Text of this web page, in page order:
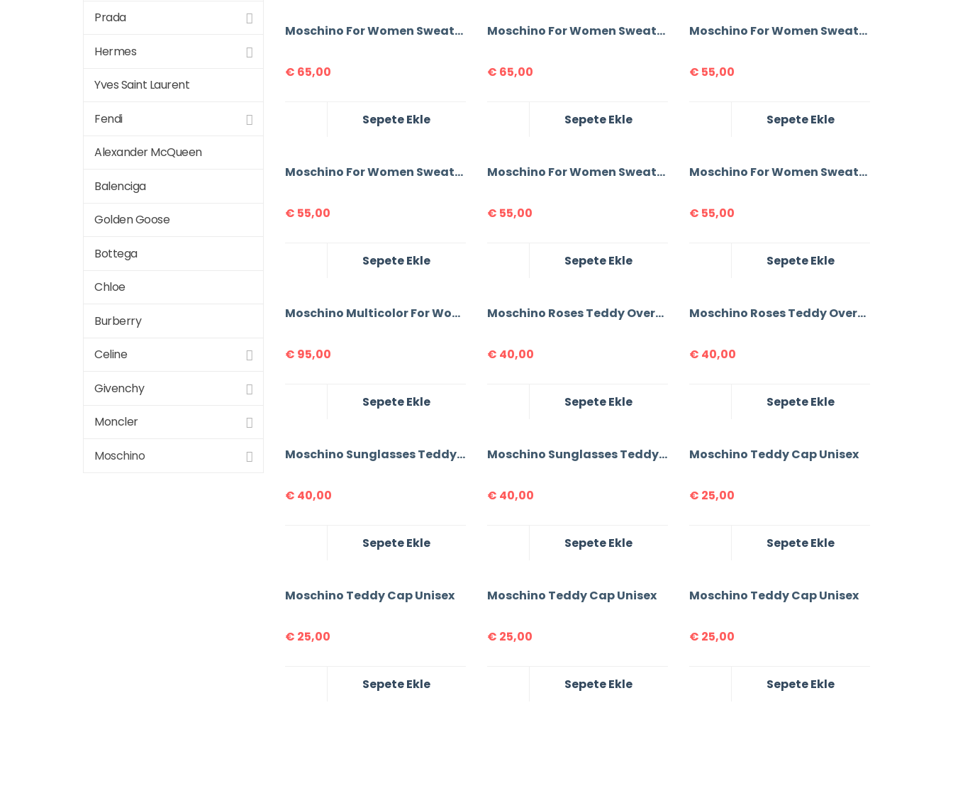
Prada
Hermes
Yves Saint Laurent
Fendi
Alexander McQueen
Balenciga
Golden Goose
Bottega
Chloe
Burberry
Celine
Givenchy
Moncler
Moschino
Moschino For Women Sweatshirt
€ 65,00
Sepete Ekle
Moschino For Women Sweatshirt
€ 65,00
Sepete Ekle
Moschino For Women Sweatshirt
€ 55,00
Sepete Ekle
Moschino For Women Sweatshirt
€ 55,00
Sepete Ekle
Moschino For Women Sweatshirt
€ 55,00
Sepete Ekle
Moschino For Women Sweatshirt
€ 55,00
Sepete Ekle
Moschino Multicolor For Women Tracksuit
€ 95,00
Sepete Ekle
Moschino Roses Teddy Oversize For Women T-Shirt
€ 40,00
Sepete Ekle
Moschino Roses Teddy Oversize For Women T-Shirt
€ 40,00
Sepete Ekle
Moschino Sunglasses Teddy Print For Women T-shirt
€ 40,00
Sepete Ekle
Moschino Sunglasses Teddy Print For Women T-shirt
€ 40,00
Sepete Ekle
Moschino Teddy Cap Unisex
€ 25,00
Sepete Ekle
Moschino Teddy Cap Unisex
€ 25,00
Sepete Ekle
Moschino Teddy Cap Unisex
€ 25,00
Sepete Ekle
Moschino Teddy Cap Unisex
€ 25,00
Sepete Ekle